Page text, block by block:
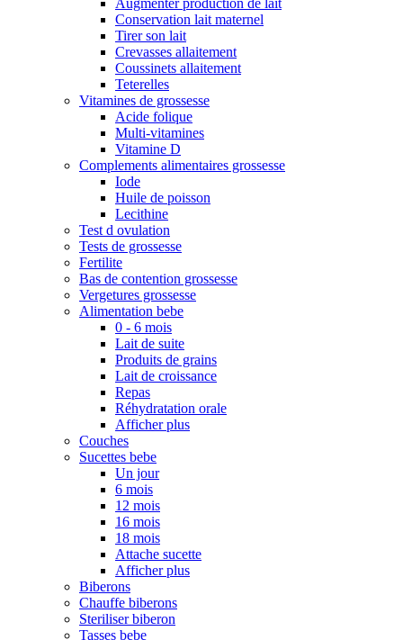
Conservation lait maternel
Tirer son lait
Crevasses allaitement
Coussinets allaitement
Teterelles
Vitamines de grossesse
Acide folique
Multi-vitamines
Vitamine D
Complements alimentaires grossesse
Iode
Huile de poisson
Lecithine
Test d ovulation
Tests de grossesse
Fertilite
Bas de contention grossesse
Vergetures grossesse
Alimentation bebe
0 - 6 mois
Lait de suite
Produits de grains
Lait de croissance
Repas
Réhydratation orale
Afficher plus
Couches
Sucettes bebe
Un jour
6 mois
12 mois
16 mois
18 mois
Attache sucette
Afficher plus
Biberons
Chauffe biberons
Steriliser biberon
Tasses bebe